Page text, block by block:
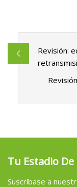
Revisión:
Tu Estadio
Suscríbase a